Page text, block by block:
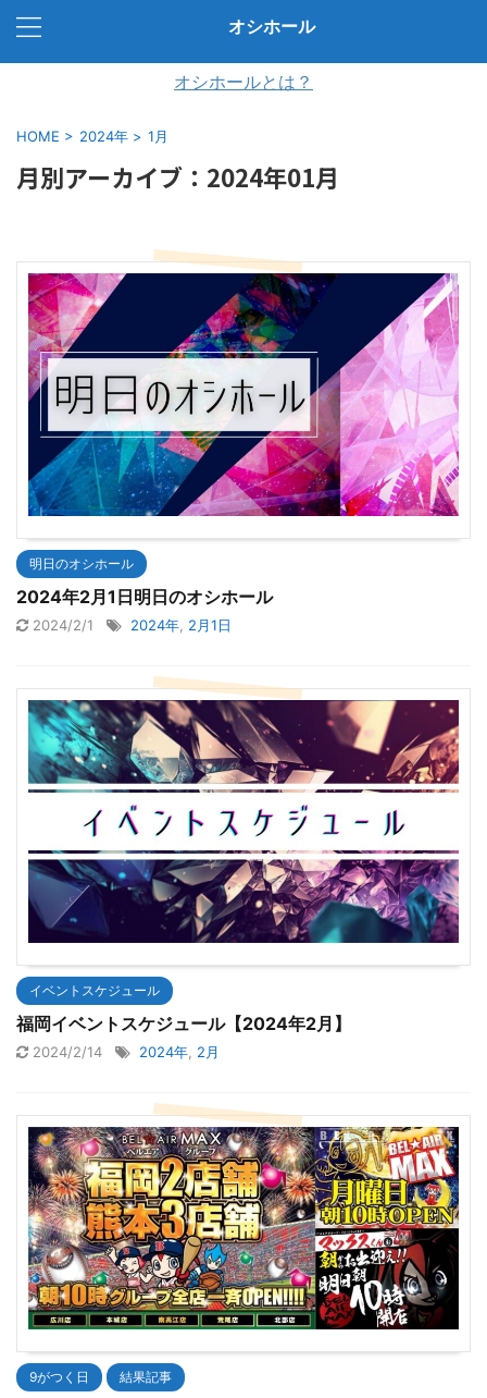
オシホール
オシホールとは？
HOME > 2024年 > 1月
月別アーカイブ：2024年01月
明日のオシホール
2024年2月1日明日のオシホール
2024/2/1 2024年 2月1日
イベントスケジュール
福岡イベントスケジュール【2024年2月】
2024/2/14 2024年 2月
9がつく日 結果記事